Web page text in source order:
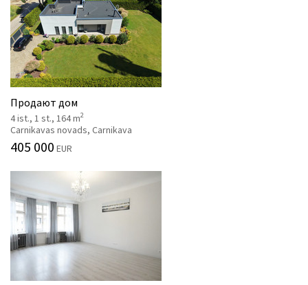
Продают дом
4 ist., 1 st., 164 m2
Carnikavas novads, Carnikava
405 000 EUR